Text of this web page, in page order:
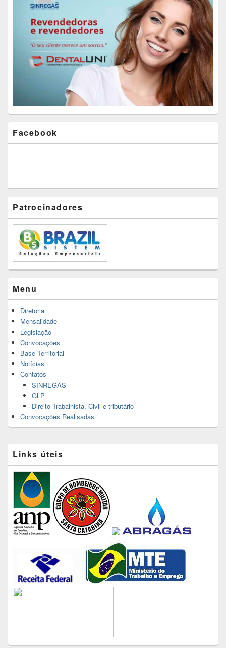
Facebook
Patrocinadores
Menu
Diretoria
Mensalidade
Legislação
Convocações
Base Territorial
Notícias
Contatos
SINREGAS
GLP
Direito Trabalhista, Civil e tributário
Convocações Realisadas
Links úteis